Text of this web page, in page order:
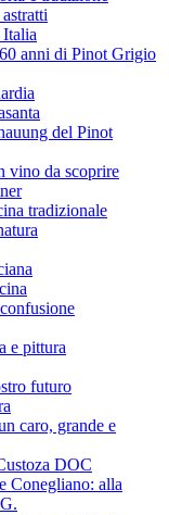
anni di Pinot Grigio
del Pinot
vino da scoprire
tradizionale
e pittura
futuro
caro, grande e
DOC
Conegliano: alla